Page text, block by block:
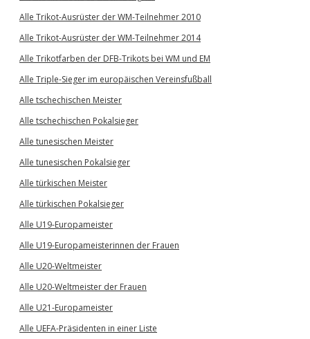
Alle Trikot-Ausrüster der WM-Teilnehmer 2010
Alle Trikot-Ausrüster der WM-Teilnehmer 2014
Alle Trikotfarben der DFB-Trikots bei WM und EM
Alle Triple-Sieger im europäischen Vereinsfußball
Alle tschechischen Meister
Alle tschechischen Pokalsieger
Alle tunesischen Meister
Alle tunesischen Pokalsieger
Alle türkischen Meister
Alle türkischen Pokalsieger
Alle U19-Europameister
Alle U19-Europameisterinnen der Frauen
Alle U20-Weltmeister
Alle U20-Weltmeister der Frauen
Alle U21-Europameister
Alle UEFA-Präsidenten in einer Liste